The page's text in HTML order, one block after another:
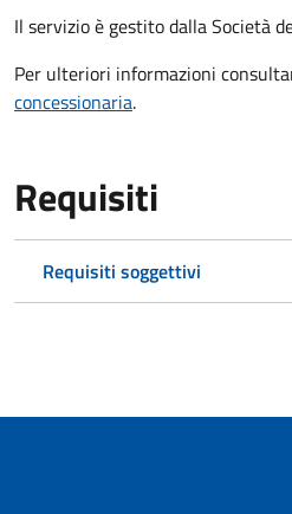
Il servizio è gestito dalla Società
Per ulteriori informazioni
concessionaria.
Requisiti
Requisiti soggettivi